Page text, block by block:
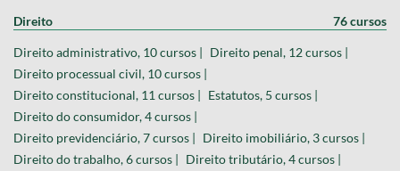
Direito 76 cursos
Direito administrativo, 10 cursos | Direito penal, 12 cursos |
Direito processual civil, 10 cursos |
Direito constitucional, 11 cursos | Estatutos, 5 cursos |
Direito do consumidor, 4 cursos |
Direito previdenciário, 7 cursos | Direito imobiliário, 3 cursos |
Direito do trabalho, 6 cursos | Direito tributário, 4 cursos |